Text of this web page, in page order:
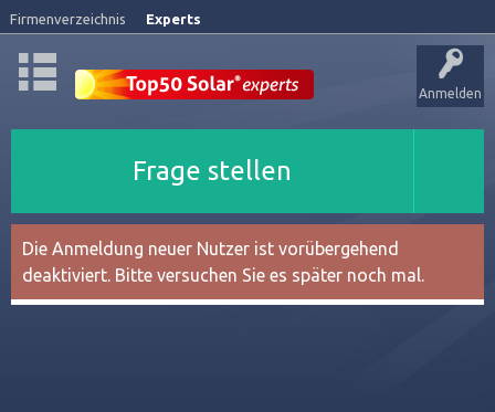
Firmenverzeichnis Experts
Anmelden
Frage stellen
Die Anmeldung neuer Nutzer ist vorübergehend
deaktiviert. Bitte versuchen Sie es später noch mal.